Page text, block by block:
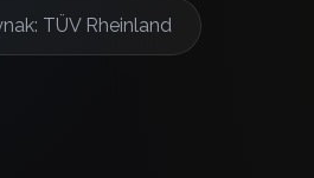
TÜV Rheinland